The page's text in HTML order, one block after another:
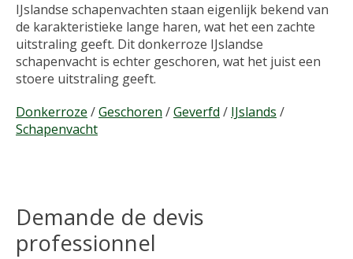
IJslandse schapenvachten staan eigenlijk bekend van
de karakteristieke lange haren, wat het een zachte
uitstraling geeft. Dit donkerroze IJslandse
schapenvacht is echter geschoren, wat het juist een
stoere uitstraling geeft.
Donkerroze /Geschoren /Geverfd / IJslands /
Schapenvacht
Demande de devis
professionnel